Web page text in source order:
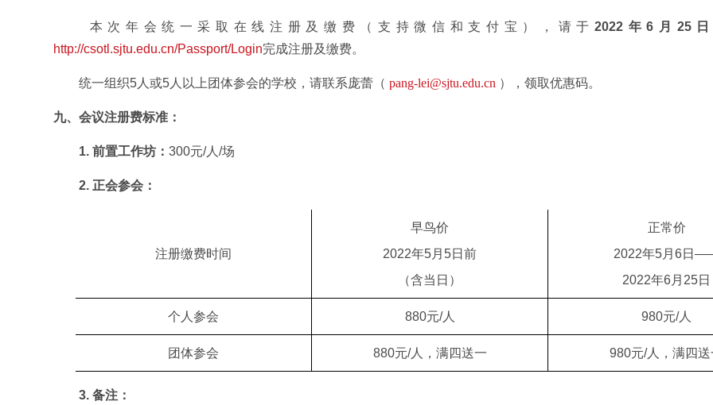
本次年会统一采取在线注册及缴费（支持微信和支付宝），请于2022 年6月25
http://csotl.sjtu.edu.cn/Passport/Login完成注册及缴费。
统一组织5人或5人以上团体参会的学校，请联系庞蕾（ pang-lei@sjtu.edu.cn ），领取优惠码。
九、会议注册费标准：
1.前置工作坊 ：300元/人/场
2. 正会参会：
注册缴费时间
早鸟价
2022年5月5日前
（含当日）
正常价
2022年5月6日
2022年6月25日
个人参会 880元/人 980元/人
团体参会 880元/人，满四送一 980元/人，满四
3.备注：